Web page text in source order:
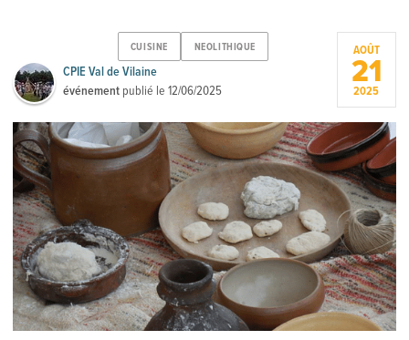
CUISINE NEOLITHIQUE
CPIE Val de Vilaine
événement publié le12/06/2025
AOÛT
21
2025